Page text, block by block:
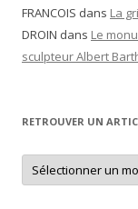
FRANCOIS dans La
DROIN dans Le
sculpteur Albert
RETROUVER UN
Retrouver
un
article